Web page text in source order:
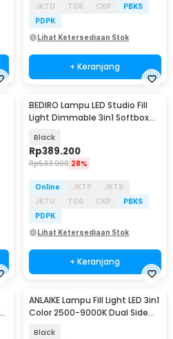
JKTU
TGR CKP
PBKS
PDPK
Lihat Ketersediaan Stok
+ Keranjang
BEDIRO Lampu LED Studio Fill
Light Dimmable 3in1 Softbox
Black
Rp389.200
Rp533.900 28%
Online JKTP
JKTB
JKTU
TGR CKP
PBKS
PDPK
Lihat Ketersediaan Stok
+ Keranjang
ANLAIKE Lampu Fill Light LED 3in1
Color 2500-9000K Dual Side
Black